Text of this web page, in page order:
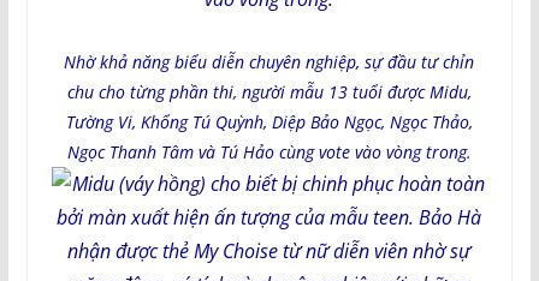
Nhờ khả năng biểu diễn chuyên nghiệp, sự đầu tư chỉn
chu cho từng phần thi, người mẫu 13 tuổi được Midu,
Tường Vi, Khổng Tú Quỳnh, Diệp Bảo Ngọc, Ngọc Thảo,
Ngọc Thanh Tâm và Tú Hảo cùng vote vào vòng trong.